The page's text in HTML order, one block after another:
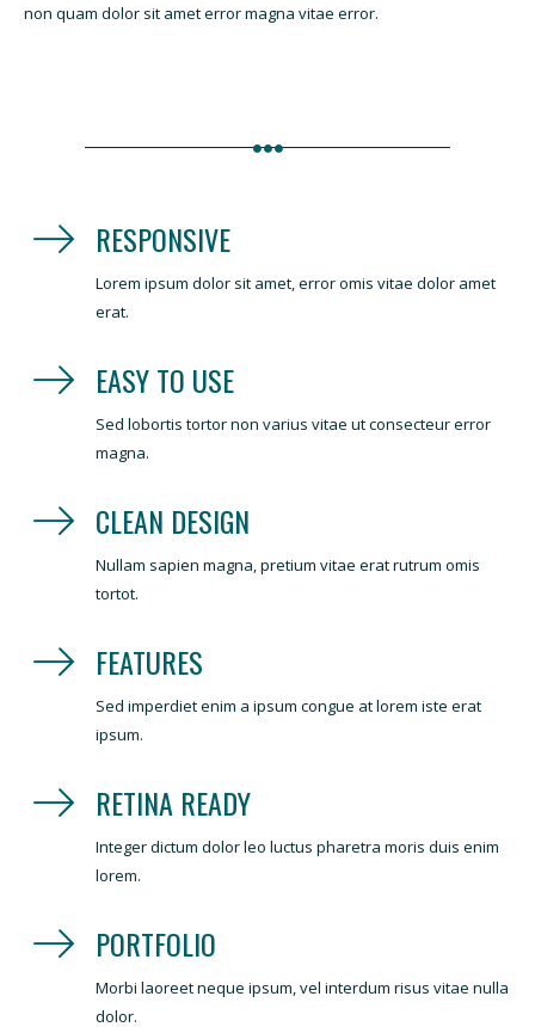
non quam dolor sit amet error magna vitae error.
RESPONSIVE
Lorem ipsum dolor sit amet, error omis vitae dolor amet
erat.
EASY TO USE
Sed lobortis tortor non varius vitae ut consecteur error
magna.
CLEAN DESIGN
Nullam sapien magna, pretium vitae erat rutrum omis
tortot.
FEATURES
Sed imperdiet enim a ipsum congue at lorem iste erat
ipsum.
RETINA READY
Integer dictum dolor leo luctus pharetra moris duis enim
lorem.
PORTFOLIO
Morbi laoreet neque ipsum, vel interdum risus vitae nulla
dolor.